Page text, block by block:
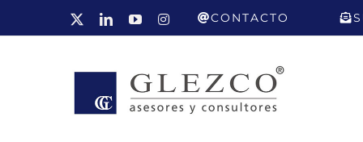
LinkedInYouTubeInstagramCONTACTO